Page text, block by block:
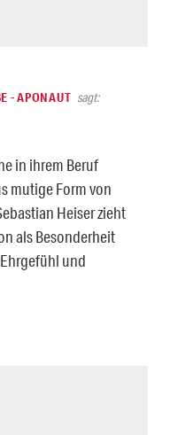
- APONAUT sagt:
in ihrem Beruf
mutige Form von
Heiser zieht
als Besonderheit
und